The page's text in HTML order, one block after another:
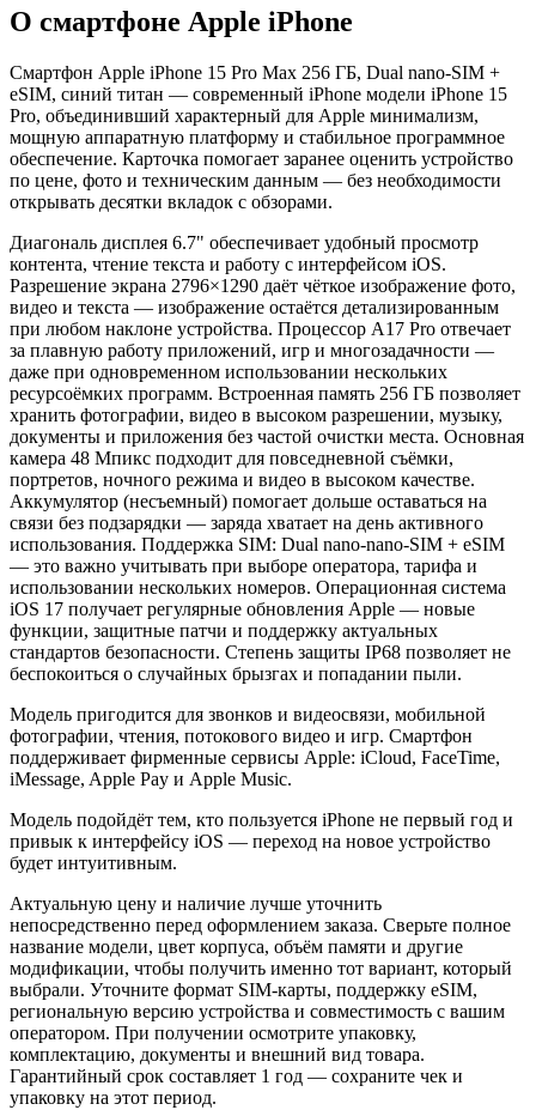
О смартфоне Apple iPhone
Смартфон Apple iPhone 15 Pro Max 256 ГБ, Dual nano-SIM +
eSIM, синий титан — современный iPhone модели iPhone 15
Pro, объединивший характерный для Apple минимализм,
мощную аппаратную платформу и стабильное программное
обеспечение. Карточка помогает заранее оценить устройство
по цене, фото и техническим данным — без необходимости
открывать десятки вкладок с обзорами.
Диагональ дисплея 6.7" обеспечивает удобный просмотр
контента, чтение текста и работу с интерфейсом iOS.
Разрешение экрана 2796×1290 даёт чёткое изображение фото,
видео и текста — изображение остаётся детализированным
при любом наклоне устройства. Процессор A17 Pro отвечает
за плавную работу приложений, игр и многозадачности —
даже при одновременном использовании нескольких
ресурсоёмких программ. Встроенная память 256 ГБ позволяет
хранить фотографии, видео в высоком разрешении, музыку,
документы и приложения без частой очистки места. Основная
камера 48 Мпикс подходит для повседневной съёмки,
портретов, ночного режима и видео в высоком качестве.
Аккумулятор (несъемный) помогает дольше оставаться на
связи без подзарядки — заряда хватает на день активного
использования. Поддержка SIM: Dual nano-nano-SIM + eSIM
— это важно учитывать при выборе оператора, тарифа и
использовании нескольких номеров. Операционная система
iOS 17 получает регулярные обновления Apple — новые
функции, защитные патчи и поддержку актуальных
стандартов безопасности. Степень защиты IP68 позволяет не
беспокоиться о случайных брызгах и попадании пыли.
Модель пригодится для звонков и видеосвязи, мобильной
фотографии, чтения, потокового видео и игр. Смартфон
поддерживает фирменные сервисы Apple: iCloud, FaceTime,
iMessage, Apple Pay и Apple Music.
Модель подойдёт тем, кто пользуется iPhone не первый год и
привык к интерфейсу iOS — переход на новое устройство
будет интуитивным.
Актуальную цену и наличие лучше уточнить
непосредственно перед оформлением заказа. Сверьте полное
название модели, цвет корпуса, объём памяти и другие
модификации, чтобы получить именно тот вариант, который
выбрали. Уточните формат SIM-карты, поддержку eSIM,
региональную версию устройства и совместимость с вашим
оператором. При получении осмотрите упаковку,
комплектацию, документы и внешний вид товара.
Гарантийный срок составляет 1 год — сохраните чек и
упаковку на этот период.